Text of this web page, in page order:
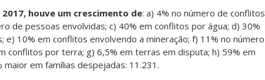
2017, houve um crescimento de: a) 4% no número de conflitos
de pessoas envolvidas; c) 40% em conflitos por água; d) 30%
e) 10% em conflitos envolvendo a mineração; f) 11% no número
conflitos por terra; g) 6,5% em terras em disputa; h) 59% em
maior em famílias despejadas: 11.231.